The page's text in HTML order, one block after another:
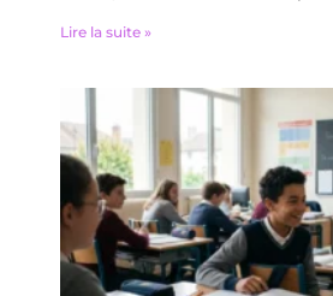
Lire la suite »